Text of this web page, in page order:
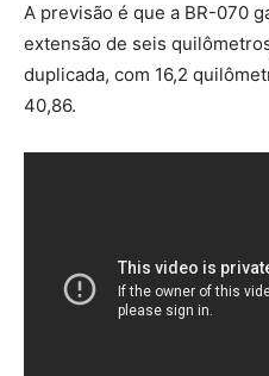
A previsão é que a BR-070
extensão de seis
duplicada, com 16,2
40,86.